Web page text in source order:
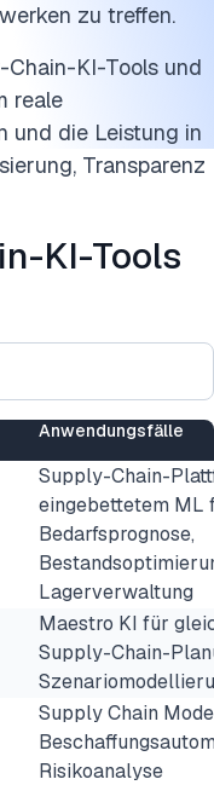
zu treffen.
Chain-KI-Tools und
reale
und die Leistung in
Transparenz
KI-Tools
Anwendungsfälle
Supply-Chain-
eingebettetem ML
Bedarfsprognose,
Lagerverwaltung
Maestro KI für
Supply-Chain-
Supply Chain
Risikoanalyse